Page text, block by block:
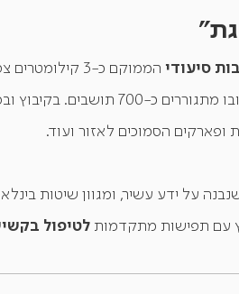
סיעודי הממוקם כ-3
קיבוץ גת הינו בעל צביון
ופארקים הסמוכים לאזור ועוד.
על ידע עשיר, ומגוון שיטות
עם תפישות מתקדמות לטיפול